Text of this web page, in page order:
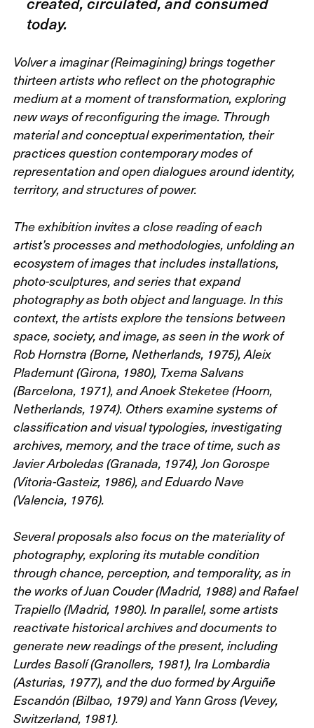
today.
Volver a imaginar(Reimagining) brings together
thirteen artists who reflect on the photographic
medium at a moment of transformation, exploring
new ways of reconfiguring the image. Through
material and conceptual experimentation, their
practices question contemporary modes of
representation and open dialogues around identity,
territory, and structures of power.
The exhibition invites a close reading of each
artist’s processes and methodologies, unfolding an
ecosystem of images that includes installations,
photo-sculptures, and series that expand
photography as both object and language. In this
context, the artists explore the tensions between
space, society, and image, as seen in the work of
Rob Hornstra (Borne, Netherlands, 1975), Aleix
Plademunt (Girona, 1980), Txema Salvans
(Barcelona, 1971), and Anoek Steketee (Hoorn,
Netherlands, 1974). Others examine systems of
classification and visual typologies, investigating
archives, memory, and the trace of time, such as
Javier Arboledas (Granada, 1974), Jon Gorospe
(Vitoria-Gasteiz, 1986), and Eduardo Nave
(Valencia, 1976).
Several proposals also focus on the materiality of
photography, exploring its mutable condition
through chance, perception, and temporality, as in
the works of Juan Couder (Madrid, 1988) and Rafael
Trapiello (Madrid, 1980). In parallel, some artists
reactivate historical archives and documents to
generate new readings of the present, including
Lurdes Basolí (Granollers, 1981), Ira Lombardia
(Asturias, 1977), and the duo formed by Arguiñe
Escandón (Bilbao, 1979) and Yann Gross (Vevey,
Switzerland, 1981).